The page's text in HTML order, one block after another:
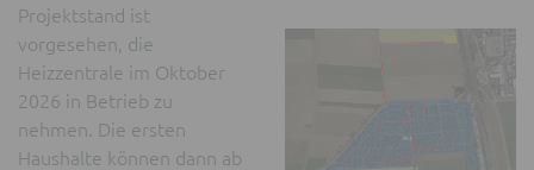
Projektstand ist
vorgesehen, die
Heizzentrale im Oktober
2026 in Betrieb zu
nehmen. Die ersten
Haushalte können dann ab